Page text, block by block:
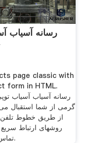
رسانه آسیاب
page classic with
form in HTML.
رسانه آسیاب آسیاب
گرمی از شما استقبال می
از طریق خطوط تلفن
روشهای ارتباط سریع
تماس بگیرید.